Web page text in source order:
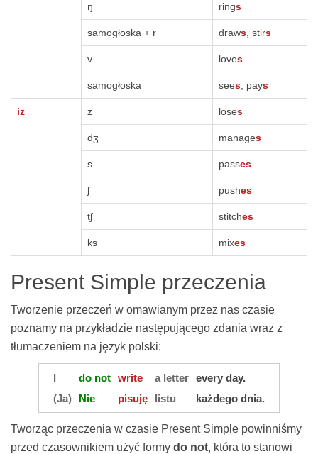
ŋ rings
samogłoska + r draws , stirs
v loves
samogłoska sees , pays
iz z loses
dʒ manages
s passes
ʃ pushes
tʃ stitches
ks mixes
Present Simple przeczenia
Tworzenie przeczeń w omawianym przez nas czasie
poznamy na przykładzie następującego zdania wraz z
tłumaczeniem na język polski:
I do not write a letter every day.
(Ja)
Nie pisuję listu każdego dnia.
Tworząc przeczenia w czasie Present Simple powinniśmy
przed czasownikiem użyć formy do not, która to stanowi